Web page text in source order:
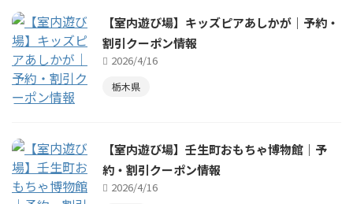
【室内遊び場】キッズピアあしかが｜予約・
割引クーポン情報
2026/4/16
栃木県
【室内遊び場】壬生町おもちゃ博物館｜予
約・割引クーポン情報
2026/4/16